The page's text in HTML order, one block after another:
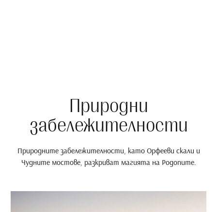
Природни
забележителности
Природните забележителности, като Орфееви скали и
Чудните мостове, разкриват магията на Родопите.